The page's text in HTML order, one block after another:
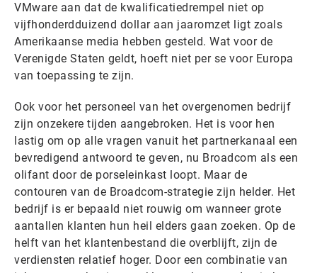
VMware aan dat de kwalificatiedrempel niet op
vijfhonderdduizend dollar aan jaaromzet ligt zoals
Amerikaanse media hebben gesteld. Wat voor de
Verenigde Staten geldt, hoeft niet per se voor Europa
van toepassing te zijn.
Ook voor het personeel van het overgenomen bedrijf
zijn onzekere tijden aangebroken. Het is voor hen
lastig om op alle vragen vanuit het partnerkanaal een
bevredigend antwoord te geven, nu Broadcom als een
olifant door de porseleinkast loopt. Maar de
contouren van de Broadcom-strategie zijn helder. Het
bedrijf is er bepaald niet rouwig om wanneer grote
aantallen klanten hun heil elders gaan zoeken. Op de
helft van het klantenbestand die overblijft, zijn de
verdiensten relatief hoger. Door een combinatie van